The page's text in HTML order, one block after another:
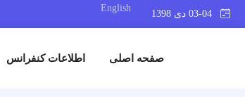
English
صفحه اصلی اطلاعات کنفرانس